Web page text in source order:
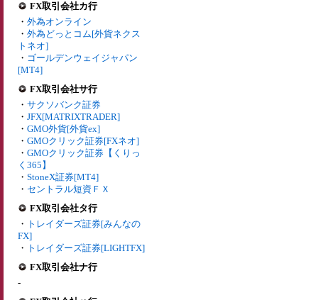
FX取引会社カ行
・ 外為オンライン
・ 外為どっとコム[外貨ネクス
トネオ]
・ ゴールデンウェイジャパン
[MT4]
FX取引会社サ行
・ サクソバンク証券
・ JFX[MATRIXTRADER]
・ GMO外貨[外貨ex]
・ GMOクリック証券[FXネオ]
・ GMOクリック証券【くりっ
く365】
・ StoneX証券[MT4]
・ セントラル短資ＦＸ
FX取引会社タ行
・ トレイダーズ証券[みんなの
FX]
・ トレイダーズ証券[LIGHTFX]
FX取引会社ナ行
-